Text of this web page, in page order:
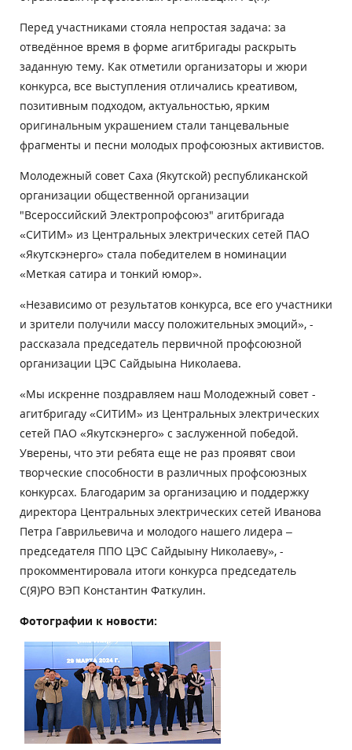
Перед участниками стояла непростая задача: за
отведённое время в форме агитбригады раскрыть
заданную тему. Как отметили организаторы и жюри
конкурса, все выступления отличались креативом,
позитивным подходом, актуальностью, ярким
оригинальным украшением стали танцевальные
фрагменты и песни молодых профсоюзных активистов.
Молодежный совет Саха (Якутской) республиканской
организации общественной организации
"Всероссийский Электропрофсоюз" агитбригада
«СИТИМ» из Центральных электрических сетей ПАО
«Якутскэнерго» стала победителем в номинации
«Меткая сатира и тонкий юмор».
«Независимо от результатов конкурса, все его участники
и зрители получили массу положительных эмоций», -
рассказала председатель первичной профсоюзной
организации ЦЭС Сайдыына Николаева.
«Мы искренне поздравляем наш Молодежный совет -
агитбригаду «СИТИМ» из Центральных электрических
сетей ПАО «Якутскэнерго» с заслуженной победой.
Уверены, что эти ребята еще не раз проявят свои
творческие способности в различных профсоюзных
конкурсах. Благодарим за организацию и поддержку
директора Центральных электрических сетей Иванова
Петра Гаврильевича и молодого нашего лидера –
председателя ППО ЦЭС Сайдыыну Николаеву», -
прокомментировала итоги конкурса председатель
С(Я)РО ВЭП Константин Фаткулин.
Фотографии к новости: